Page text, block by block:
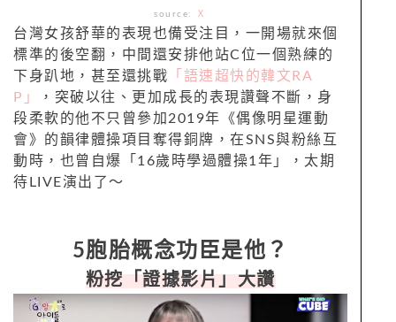
source: Ｘ
台灣女孩舒華的表現也備受注目，一開場就來個
標準的後空翻，中間還安排他站C位一個熟練的
下身趴地，甚至還挑戰 「語速超快的韓文RA
P」
，突破以往、更加成長的表現讚聲不斷，身
段柔軟的他不只曾參加2019年《偶像明星運動
會》的韻律體操項目奪得銅牌，在SNS與粉絲互
動時，也曾自爆「16歲時學過體操1年」，太期
待LIVE演出了～
5胞胎概念功臣是他？
粉挖「證據影片」大讚